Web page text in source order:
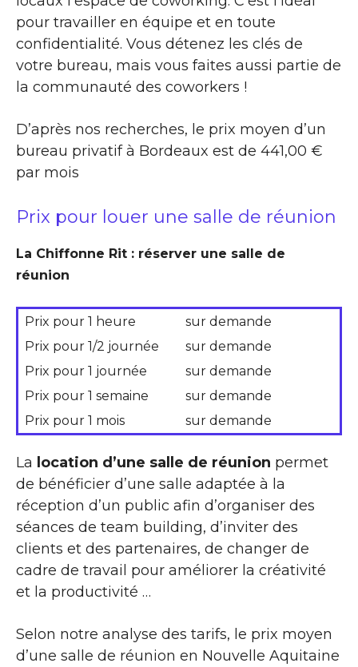
pour travailler en équipe et en toute
confidentialité. Vous détenez les clés de
votre bureau, mais vous faites aussi partie de
la communauté des coworkers !
D’après nos recherches, le prix moyen d’un
bureau privatif à Bordeaux est de 441,00 €
par mois
Prix pour louer une salle de réunion
La Chiffonne Rit : réserver une salle de
réunion
Prix pour 1 heure
sur demande
Prix pour 1/2 journée
sur demande
Prix pour 1 journée
sur demande
Prix pour 1 semaine
sur demande
Prix pour 1 mois
sur demande
La location d’une salle de réunion permet
de bénéficier d’une salle adaptée à la
réception d’un public afin d’organiser des
séances de team building, d’inviter des
clients et des partenaires, de changer de
cadre de travail pour améliorer la créativité
et la productivité …
Selon notre analyse des tarifs, le prix moyen
d’une salle de réunion en Nouvelle Aquitaine